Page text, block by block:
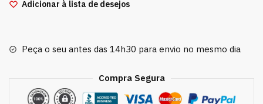
1.8
2019
Adicionar à lista de desejos
Peça o seu antes das 14h30 para envio no mesmo dia
Compra Segura